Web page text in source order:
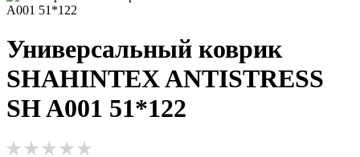
Универсальный коврик
SHAHINTEX ANTISTRESS
SH A001 51*122